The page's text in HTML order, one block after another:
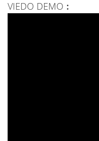
VIEDO DEMO︰